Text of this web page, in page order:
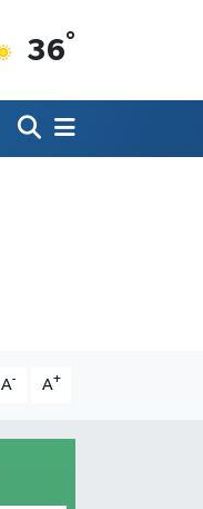
36°
A- A+